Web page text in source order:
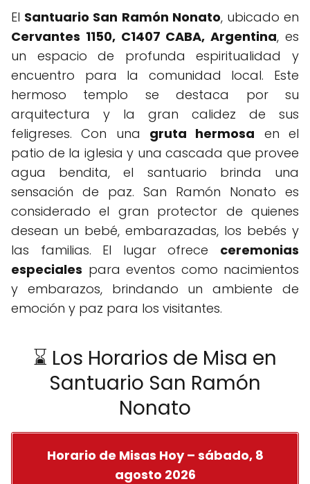
El Santuario San Ramón Nonato, ubicado en
Cervantes 1150, C1407 CABA, Argentina, es
un espacio de profunda espiritualidad y
encuentro para la comunidad local. Este
hermoso templo se destaca por su
arquitectura y la gran calidez de sus
feligreses. Con una gruta hermosa en el
patio de la iglesia y una cascada que provee
agua bendita, el santuario brinda una
sensación de paz. San Ramón Nonato es
considerado el gran protector de quienes
desean un bebé, embarazadas, los bebés y
las familias. El lugar ofrece ceremonias
especiales para eventos como nacimientos
y embarazos, brindando un ambiente de
emoción y paz para los visitantes.
⌛ Los Horarios de Misa en
Santuario San Ramón
Nonato
Horario de Misas Hoy – sábado, 8
agosto 2026